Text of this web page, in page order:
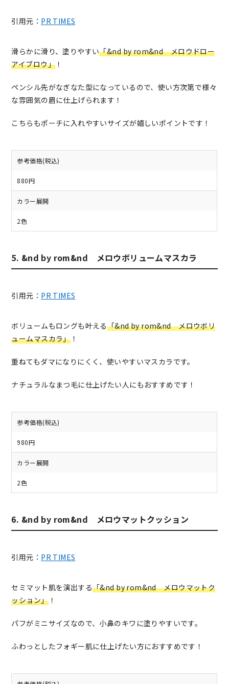
引用元： PR TIMES
滑らかに滑り、塗りやすい「&nd by rom&nd メロウドロー
アイブロウ」！
ペンシル先がなぎなた型になっているので、使い方次第で様々
な雰囲気の眉に仕上げられます！
こちらもポーチに入れやすいサイズが嬉しいポイントです！
参考価格(税込)
880円
カラー展開
2色
5. &nd by rom&nd メロウボリュームマスカラ
引用元： PR TIMES
ボリュームもロングも叶える「&nd by rom&nd メロウボリ
ュームマスカラ」！
重ねてもダマになりにくく、使いやすいマスカラです。
ナチュラルなまつ毛に仕上げたい人にもおすすめです！
参考価格(税込)
980円
カラー展開
2色
6. &nd by rom&nd メロウマットクッション
引用元： PR TIMES
セミマット肌を演出する「&nd by rom&nd メロウマットク
ッション」！
パフがミニサイズなので、小鼻のキワに塗りやすいです。
ふわっとしたフォギー肌に仕上げたい方におすすめです！